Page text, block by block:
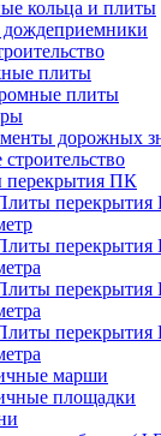
кольца и плиты
плиты
плиты
дорожных
ПК
марши
площадки